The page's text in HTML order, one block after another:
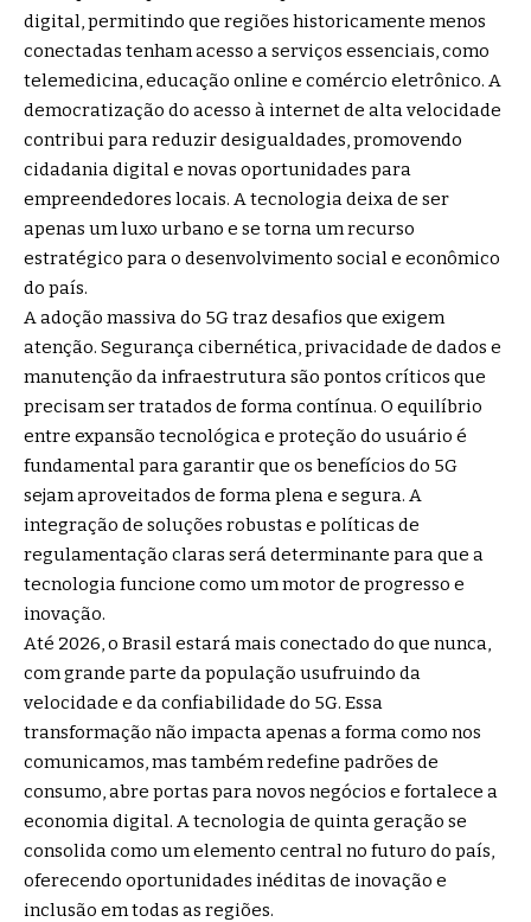
digital, permitindo que regiões historicamente menos
conectadas tenham acesso a serviços essenciais, como
telemedicina, educação online e comércio eletrônico. A
democratização do acesso à internet de alta velocidade
contribui para reduzir desigualdades, promovendo
cidadania digital e novas oportunidades para
empreendedores locais. A tecnologia deixa de ser
apenas um luxo urbano e se torna um recurso
estratégico para o desenvolvimento social e econômico
do país.
A adoção massiva do 5G traz desafios que exigem
atenção. Segurança cibernética, privacidade de dados e
manutenção da infraestrutura são pontos críticos que
precisam ser tratados de forma contínua. O equilíbrio
entre expansão tecnológica e proteção do usuário é
fundamental para garantir que os benefícios do 5G
sejam aproveitados de forma plena e segura. A
integração de soluções robustas e políticas de
regulamentação claras será determinante para que a
tecnologia funcione como um motor de progresso e
inovação.
Até 2026, o Brasil estará mais conectado do que nunca,
com grande parte da população usufruindo da
velocidade e da confiabilidade do 5G. Essa
transformação não impacta apenas a forma como nos
comunicamos, mas também redefine padrões de
consumo, abre portas para novos negócios e fortalece a
economia digital. A tecnologia de quinta geração se
consolida como um elemento central no futuro do país,
oferecendo oportunidades inéditas de inovação e
inclusão em todas as regiões.